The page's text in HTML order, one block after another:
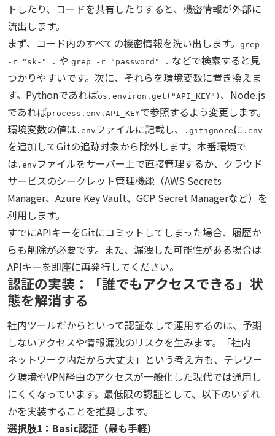
トしたり、コードを共有したりすると、機密情報が外部に
流出します。
まず、コード内のすべての機密情報を洗い出します。
grep
-r "sk-" . や grep -r "password" . などで検索すると見
つかりやすいです。次に、それらを環境変数に置き換えま
す。Pythonであればos.environ.get("API_KEY") 、Node.js
であればprocess.env.API_KEYで参照するよう変更します。
環境変数の値は .env ファイルに記載し、 .gitignore に .env
を追加してGitの追跡対象から除外します。本番環境で
は .env ファイルをサーバー上で直接管理するか、クラウド
サービスのシークレット管理機能（AWS Secrets
Manager、Azure Key Vault、GCP Secret Managerなど）を
利用します。
すでにAPIキーをGitにコミットしてしまった場合、履歴か
らも削除が必要です。また、漏洩した可能性がある場合は
APIキーを即座に再発行してください。
認証の実装：「誰でもアクセスできる」状
態を解消する
社内ツールだからといって認証なしで運用するのは、予期
しないアクセスや情報漏洩のリスクを生みます。「社内
ネットワーク内だから大丈夫」という考え方も、テレワー
ク環境やVPN経由のアクセスが一般化した現代では通用し
にくくなっています。最低限の認証として、以下のいずれ
かを実装することを推奨します。
選択肢1：Basic認証（最も手軽）